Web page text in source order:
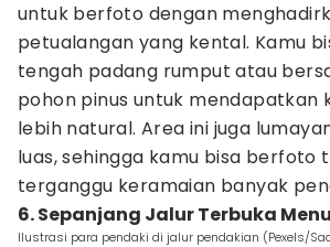
untuk berfoto dengan
petualangan yang kental. Kamu
tengah padang rumput atau
pohon pinus untuk mendapatkan
lebih natural. Area ini juga
luas, sehingga kamu bisa berfoto
terganggu keramaian banyak
6. Sepanjang Jalur Terbuka
Ilustrasi para pendaki di jalur pendakian (Pexels/